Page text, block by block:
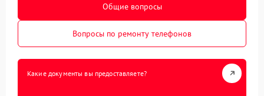
Общие вопросы
Вопросы по ремонту телефонов
Какие документы вы предоставляете?